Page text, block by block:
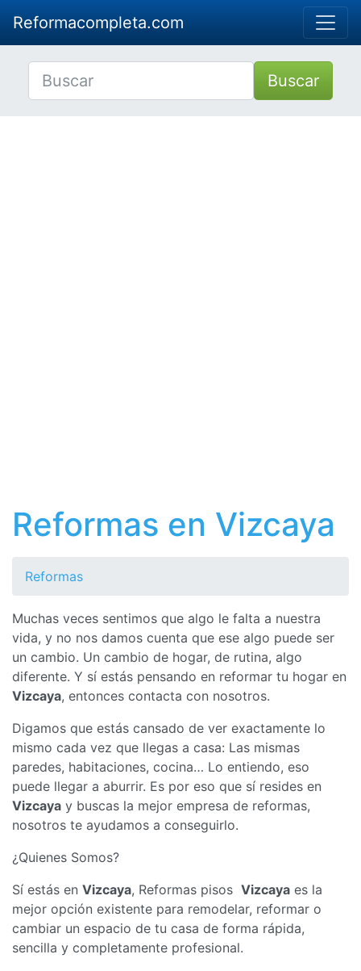
Reformacompleta.com
Buscar
Reformas en Vizcaya
Reformas
Muchas veces sentimos que algo le falta a nuestra
vida, y no nos damos cuenta que ese algo puede ser
un cambio. Un cambio de hogar, de rutina, algo
diferente. Y sí estás pensando en reformar tu hogar en
Vizcaya, entonces contacta con nosotros.
Digamos que estás cansado de ver exactamente lo
mismo cada vez que llegas a casa: Las mismas
paredes, habitaciones, cocina… Lo entiendo, eso
puede llegar a aburrir. Es por eso que sí resides en
Vizcaya y buscas la mejor empresa de reformas,
nosotros te ayudamos a conseguirlo.
¿Quienes Somos?
Sí estás en Vizcaya, Reformas pisos Vizcaya es la
mejor opción existente para remodelar, reformar o
cambiar un espacio de tu casa de forma rápida,
sencilla y completamente profesional.